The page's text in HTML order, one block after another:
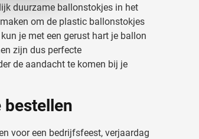
aan ze heeft
duurzame ballonstokjes in het
om de plastic ballonstokjes
je met een gerust hart je ballon
zijn dus perfecte
de aandacht te komen bij je
bestellen
voor een bedrijfsfeest, verjaardag